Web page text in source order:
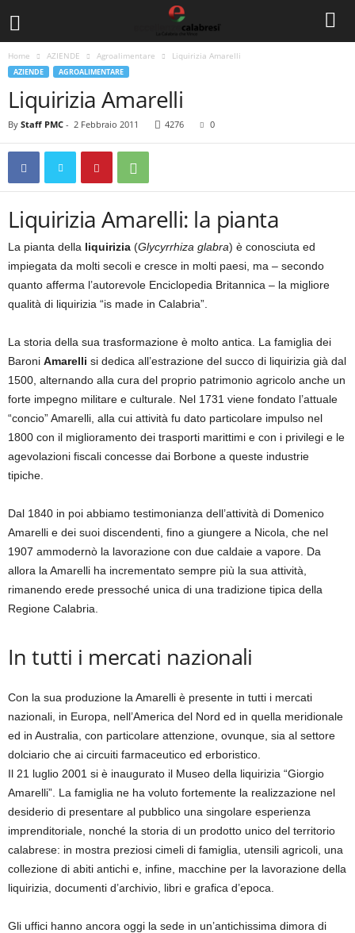
Home AZIENDE Agroalimentare Liquirizia Amarelli
AZIENDE AGROALIMENTARE
Liquirizia Amarelli
By Staff PMC - 2 Febbraio 2011 4276 0
Liquirizia Amarelli: la pianta
La pianta della liquirizia (Glycyrrhiza glabra) è conosciuta ed
impiegata da molti secoli e cresce in molti paesi, ma – secondo
quanto afferma l’autorevole Enciclopedia Britannica – la migliore
qualità di liquirizia “is made in Calabria”.
La storia della sua trasformazione è molto antica. La famiglia dei
Baroni Amarelli si dedica all’estrazione del succo di liquirizia già dal
1500, alternando alla cura del proprio patrimonio agricolo anche un
forte impegno militare e culturale. Nel 1731 viene fondato l’attuale
“concio” Amarelli, alla cui attività fu dato particolare impulso nel
1800 con il miglioramento dei trasporti marittimi e con i privilegi e le
agevolazioni fiscali concesse dai Borbone a queste industrie
tipiche.
Dal 1840 in poi abbiamo testimonianza dell’attività di Domenico
Amarelli e dei suoi discendenti, fino a giungere a Nicola, che nel
1907 ammodernò la lavorazione con due caldaie a vapore. Da
allora la Amarelli ha incrementato sempre più la sua attività,
rimanendo erede pressoché unica di una tradizione tipica della
Regione Calabria.
In tutti i mercati nazionali
Con la sua produzione la Amarelli è presente in tutti i mercati
nazionali, in Europa, nell’America del Nord ed in quella meridionale
ed in Australia, con particolare attenzione, ovunque, sia al settore
dolciario che ai circuiti farmaceutico ed erboristico.
Il 21 luglio 2001 si è inaugurato il Museo della liquirizia “Giorgio
Amarelli”. La famiglia ne ha voluto fortemente la realizzazione nel
desiderio di presentare al pubblico una singolare esperienza
imprenditoriale, nonché la storia di un prodotto unico del territorio
calabrese: in mostra preziosi cimeli di famiglia, utensili agricoli, una
collezione di abiti antichi e, infine, macchine per la lavorazione della
liquirizia, documenti d’archivio, libri e grafica d’epoca.
Gli uffici hanno ancora oggi la sede in un’antichissima dimora di